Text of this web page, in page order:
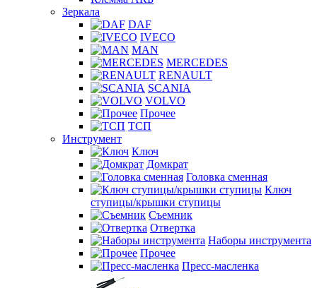
Зеркала
DAF
IVECO
MAN
MERCEDES
RENAULT
SCANIA
VOLVO
Прочее
ТСП
Инструмент
Ключ
Домкрат
Головка сменная
Ключ
ступицы/крышки ступицы
Съемник
Отвертка
Наборы инструмента
Прочее
Пресс-масленка